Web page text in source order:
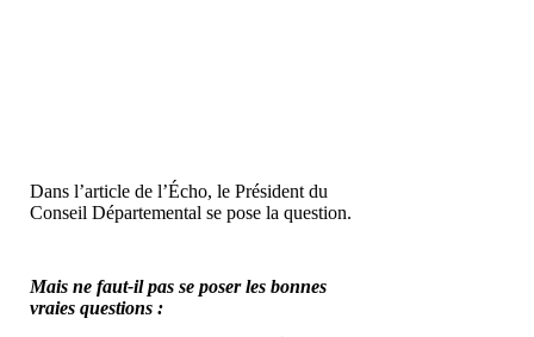
Dans l’article de l’Écho, le Président du
Conseil Départemental se pose la question.
Mais ne faut-il pas se poser les bonnes
vraies questions :